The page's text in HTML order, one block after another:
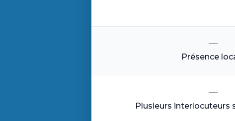
—
Présence
—
Plusieurs interlocuteurs